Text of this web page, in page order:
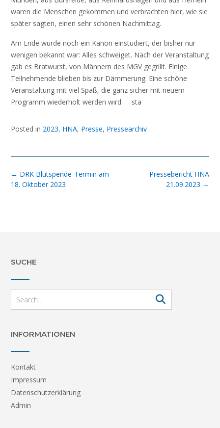
waren die Menschen gekommen und verbrachten hier, wie sie
später sagten, einen sehr schönen Nachmittag.
Am Ende wurde noch ein Kanon einstudiert, der bisher nur
wenigen bekannt war: Alles schweiget. Nach der Veranstaltung
gab es Bratwurst, von Männern des MGV gegrillt. Einige
Teilnehmende blieben bis zur Dämmerung. Eine schöne
Veranstaltung mit viel Spaß, die ganz sicher mit neuem
Programm wiederholt werden wird. sta
Posted in 2023, HNA, Presse, Pressearchiv
Post
navigation
Pressebericht HNA
21.09.2023 →
← DRK Blutspende-Termin am
18. Oktober 2023
SUCHE
INFORMATIONEN
Kontakt
Impressum
Datenschutzerklärung
Admin